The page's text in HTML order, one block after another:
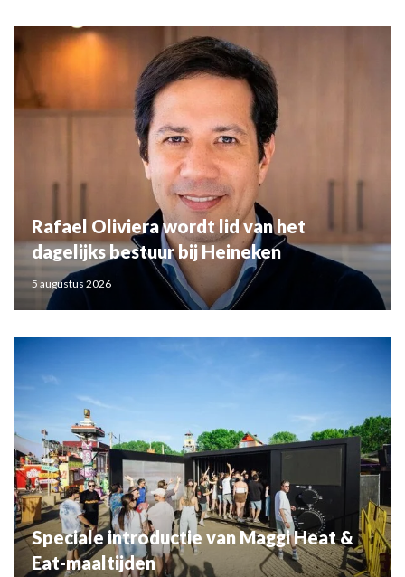
Rafael Oliviera wordt lid van het
dagelijks bestuur bij Heineken
5 augustus 2026
Speciale introductie van Maggi Heat &
Eat-maaltijden